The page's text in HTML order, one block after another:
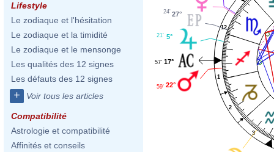
Lifestyle
Le zodiaque et l'hésitation
Le zodiaque et la timidité
Le zodiaque et le mensonge
Les qualités des 12 signes
Les défauts des 12 signes
+ Voir tous les articles
Compatibilité
Astrologie et compatibilité
Affinités et conseils
1
2
3
12
27°
24'
5°
21'
17°
57'
22°
59'